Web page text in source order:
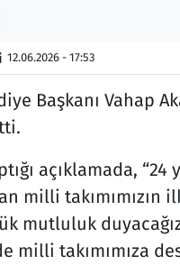
12.06.2026 - 17:53
Başkanı Vahap
açıklamada,
milli
mutluluk
milli takımımıza